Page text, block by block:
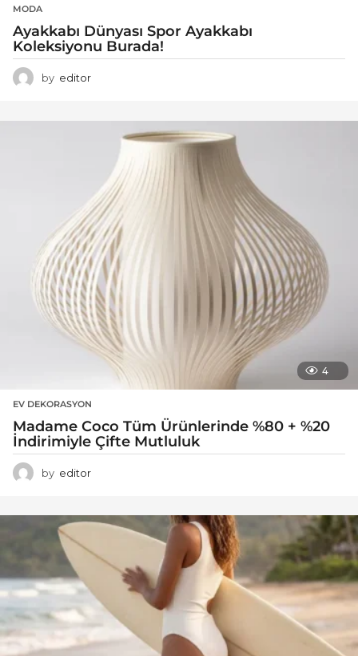
MODA
Ayakkabı Dünyası Spor Ayakkabı
Koleksiyonu Burada!
by editor
4
EV DEKORASYON
Madame Coco Tüm Ürünlerinde %80 + %20
İndirimiyle Çifte Mutluluk
by editor